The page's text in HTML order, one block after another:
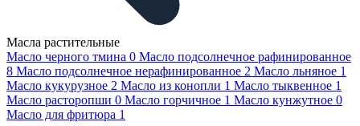
Масла растительные
Масло черного тмина 0 Масло подсолнечное рафинированное
8 Масло подсолнечное нерафинированное 2 Масло льняное 1
Масло кукурузное 2 Масло из конопли 1 Масло тыквенное 1
Масло расторопши 0 Масло горчичное 1 Масло кунжутное 0
Масло для фритюра 1